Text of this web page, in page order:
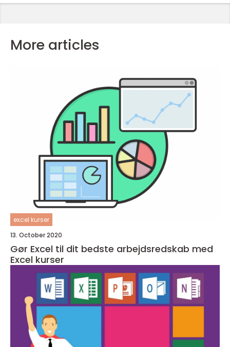
More articles
excel kurser
13. October 2020
Gør Excel til dit bedste arbejdsredskab med
Excel kurser